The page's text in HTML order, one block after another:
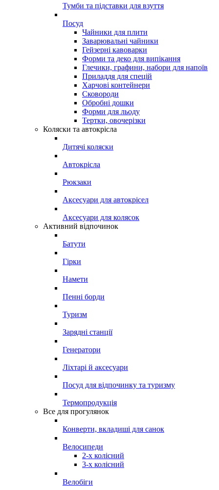
Тумби та підставки для взуття
Посуд
Чайники для плити
Заварювальні чайники
Гейзерні кавоварки
Форми та деко для випікання
Глечики, графини, набори для напоїв
Приладдя для спецій
Харчові контейнери
Сковороди
Обробні дошки
Форми для льоду
Тертки, овочерізки
Коляски та автокрісла
Дитячі коляски
Автокрісла
Рюкзаки
Аксесуари для автокрісел
Аксесуари для колясок
Активний відпочинок
Батути
Гірки
Намети
Пенні борди
Туризм
Зарядні станції
Генератори
Ліхтарі й аксесуари
Посуд для відпочинку та туризму
Термопродукція
Все для прогулянок
Конверти, вкладиші для санок
Велосипеди
2-х колісний
3-х колісний
Велобіги